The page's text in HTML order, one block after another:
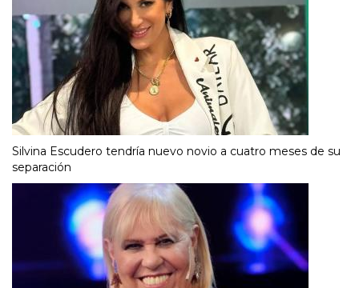
Silvina Escudero tendría nuevo novio a cuatro meses de su
separación